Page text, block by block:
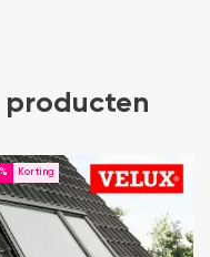
producten